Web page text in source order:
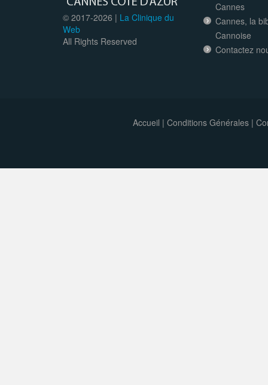
© 2017-2026 | La Clinique du
Web
All Rights Reserved
Cannes
Cannes, la
Cannoise
Contactez
Accueil | Conditions Générales|